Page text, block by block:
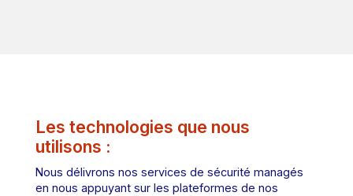
Les technologies que nous
utilisons :
Nous délivrons nos services de sécurité managés
en nous appuyant sur les plateformes de nos